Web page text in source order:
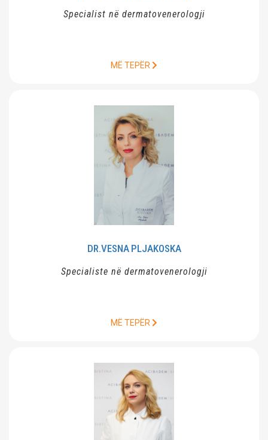
Specialist në dermatovenerologji
MË TEPËR
DR.VESNA PLJAKOSKA
Specialiste në dermatovenerologji
MË TEPËR